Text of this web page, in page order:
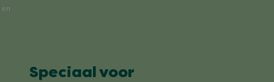
Speciaal voor